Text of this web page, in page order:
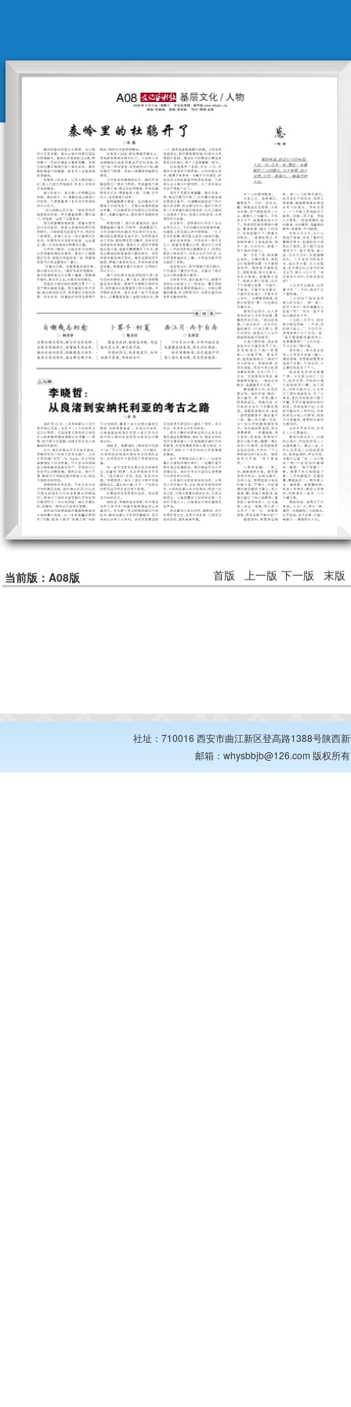
当前版：A08版 首版 上一版 下一版 末版
社址：710016 西安市曲江新区登高路1388号陕西
邮箱：whysbbjb@126.com 版权所